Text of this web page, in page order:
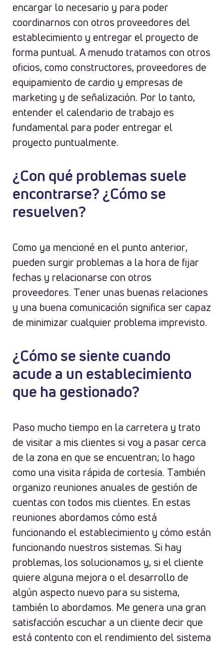
encargar lo necesario y para poder
coordinarnos con otros proveedores del
establecimiento y entregar el proyecto de
forma puntual. A menudo tratamos con otros
oficios, como constructores, proveedores de
equipamiento de cardio y empresas de
marketing y de señalización. Por lo tanto,
entender el calendario de trabajo es
fundamental para poder entregar el
proyecto puntualmente.
¿Con qué problemas suele
encontrarse? ¿Cómo se
resuelven?
Como ya mencioné en el punto anterior,
pueden surgir problemas a la hora de fijar
fechas y relacionarse con otros
proveedores. Tener unas buenas relaciones
y una buena comunicación significa ser capaz
de minimizar cualquier problema imprevisto.
¿Cómo se siente cuando
acude a un establecimiento
que ha gestionado?
Paso mucho tiempo en la carretera y trato
de visitar a mis clientes si voy a pasar cerca
de la zona en que se encuentran; lo hago
como una visita rápida de cortesía. También
organizo reuniones anuales de gestión de
cuentas con todos mis clientes. En estas
reuniones abordamos cómo está
funcionando el establecimiento y cómo están
funcionando nuestros sistemas. Si hay
problemas, los solucionamos y, si el cliente
quiere alguna mejora o el desarrollo de
algún aspecto nuevo para su sistema,
también lo abordamos. Me genera una gran
satisfacción escuchar a un cliente decir que
está contento con el rendimiento del sistema